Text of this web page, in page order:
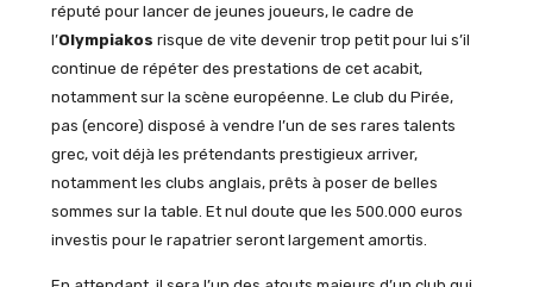
réputé pour lancer de jeunes joueurs, le cadre de
l’Olympiakos risque de vite devenir trop petit pour lui s’il
continue de répéter des prestations de cet acabit,
notamment sur la scène européenne. Le club du Pirée,
pas (encore) disposé à vendre l’un de ses rares talents
grec, voit déjà les prétendants prestigieux arriver,
notamment les clubs anglais, prêts à poser de belles
sommes sur la table. Et nul doute que les 500.000 euros
investis pour le rapatrier seront largement amortis.